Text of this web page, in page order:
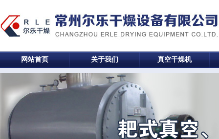
网站首页 关于我们 真空干燥机